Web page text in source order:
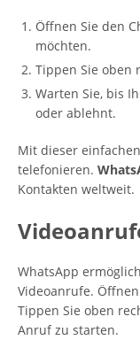
Öffnen Sie den
möchten.
Tippen Sie oben
Warten Sie, bis
oder ablehnt.
Mit dieser
telefonieren.
Kontakten weltweit.
WhatsApp
Videoanrufe.
Tippen Sie oben
Anruf zu starten.